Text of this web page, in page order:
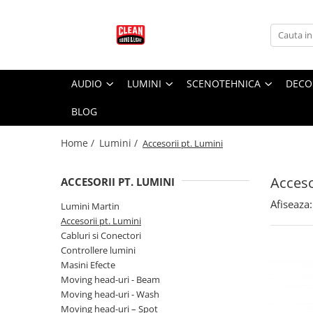
MKD Series
Lumini Entertainment
Adaptoare DMX
Conectori Lumini
Controllere lumini
Masini Efecte
Moving head-uri - Beam
Moving head-uri - Wash
AUDIO LUMINI SCENOTEHNICA
BLOG
Home / Lumini / Accesorii pt. Lumini
ACCESORII PT. LUMINI
Lumini Martin
Accesorii pt. Lumini
Cabluri si Conectori
Controllere lumini
Masini Efecte
Moving head-uri - Beam
Moving head-uri - Wash
Moving head-uri – Spot
Afiseaza: